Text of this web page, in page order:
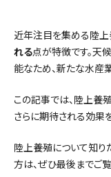
近年注目を集める陸上
れる点が特徴です。天
能なため、新たな水産
この記事では、陸上養
さらに期待される効果
陸上養殖について知り
方は、ぜひ最後までご覧